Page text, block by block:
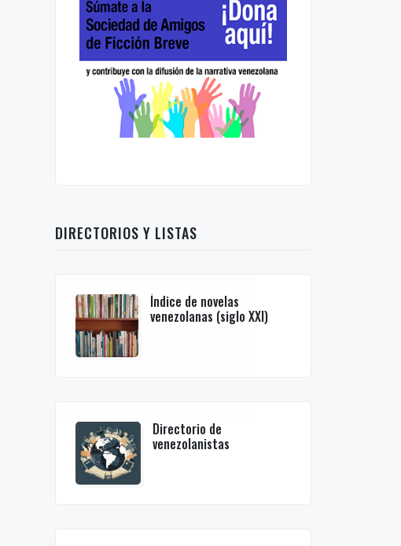
DIRECTORIOS Y LISTAS
Índice de novelas
venezolanas (siglo XXI)
Directorio de
venezolanistas